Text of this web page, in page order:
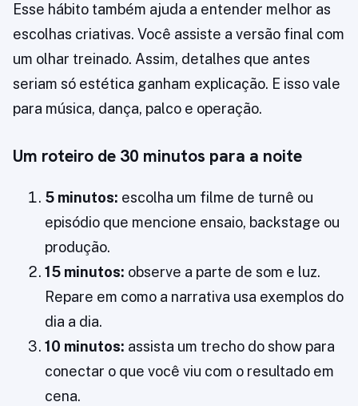
Esse hábito também ajuda a entender melhor as
escolhas criativas. Você assiste a versão final com
um olhar treinado. Assim, detalhes que antes
seriam só estética ganham explicação. E isso vale
para música, dança, palco e operação.
Um roteiro de 30 minutos para a noite
5 minutos: escolha um filme de turnê ou
episódio que mencione ensaio, backstage ou
produção.
15 minutos: observe a parte de som e luz.
Repare em como a narrativa usa exemplos do
dia a dia.
10 minutos: assista um trecho do show para
conectar o que você viu com o resultado em
cena.